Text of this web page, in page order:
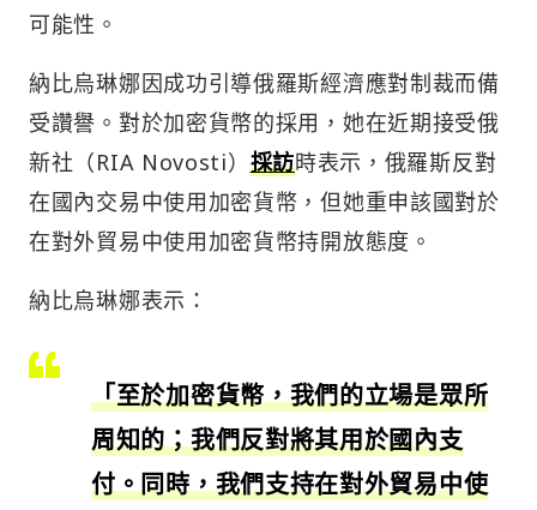
可能性。
納比烏琳娜因成功引導俄羅斯經濟應對制裁而備
受讚譽。對於加密貨幣的採用，她在近期接受俄
新社（RIA Novosti） 採訪時表示，俄羅斯反對
在國內交易中使用加密貨幣，但她重申該國對於
在對外貿易中使用加密貨幣持開放態度。
納比烏琳娜表示：
「至於加密貨幣，我們的立場是眾所
周知的；我們反對將其用於國內支
付。同時，我們支持在對外貿易中使